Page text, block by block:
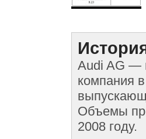
Audi AG —
компания
Объемы
2008 году.